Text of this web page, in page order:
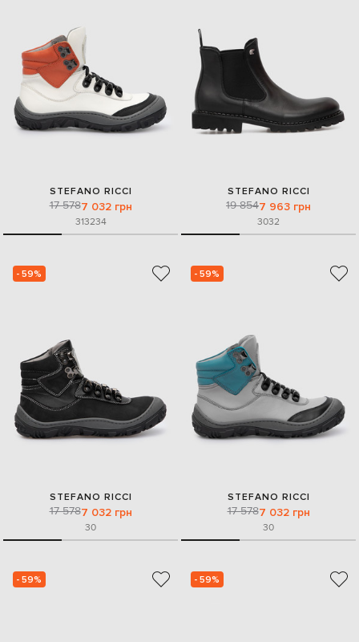
STEFANO RICCI
17 5787 032 грн
313234
STEFANO RICCI
19 8547 963 грн
3032
- 59%
STEFANO RICCI
17 5787 032 грн
30
- 59%
STEFANO RICCI
17 5787 032 грн
30
- 59% - 59%